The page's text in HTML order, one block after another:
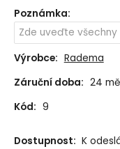
Poznámka:
Výrobce: Radema
Záruční doba: 24
Kód: 9
Dostupnost: K